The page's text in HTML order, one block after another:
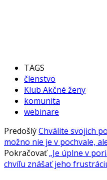
TAGS
členstvo
Klub Akčné ženy
komunita
webinare
PredošlýChválite svojich
možno nie je v pochvale,
Pokračovať „Je úplne v
chvíľu znášať jeho